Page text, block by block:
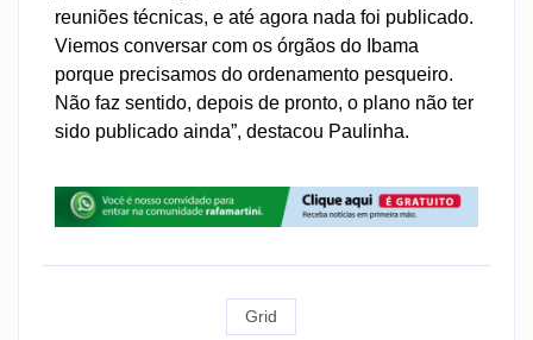
reuniões técnicas, e até agora nada foi publicado.
Viemos conversar com os órgãos do Ibama
porque precisamos do ordenamento pesqueiro.
Não faz sentido, depois de pronto, o plano não ter
sido publicado ainda”, destacou Paulinha.
Grid